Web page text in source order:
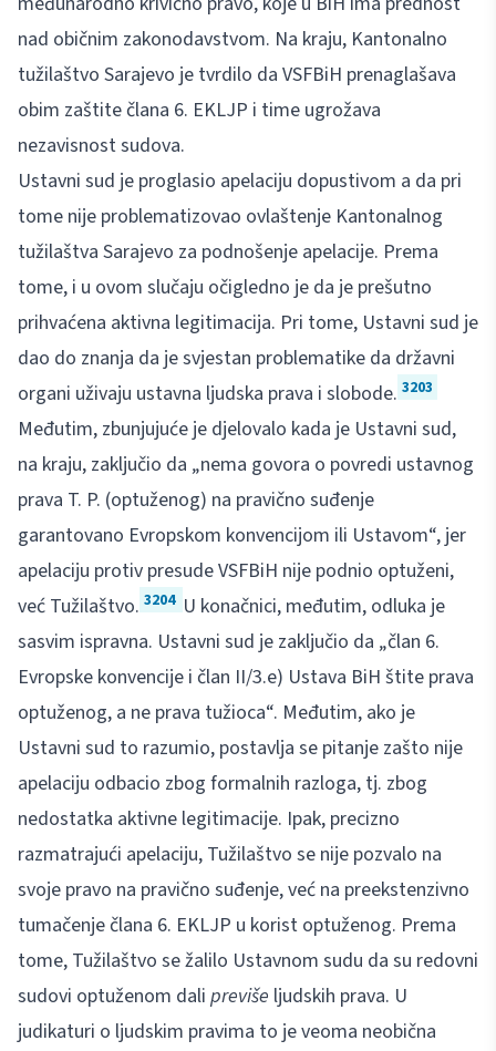
nad običnim zakonodavstvom. Na kraju, Kantonalno
tužilaštvo Sarajevo je tvrdilo da VSFBiH prenaglašava
obim zaštite člana 6. EKLJP i time ugrožava
nezavisnost sudova.
Ustavni sud je proglasio apelaciju dopustivom a da pri
tome nije problematizovao ovlaštenje Kantonalnog
tužilaštva Sarajevo za podnošenje apelacije. Prema
tome, i u ovom slučaju očigledno je da je prešutno
prihvaćena aktivna legitimacija. Pri tome, Ustavni sud je
dao do znanja da je svjestan problematike da državni
organi uživaju ustavna ljudska prava i slobode. 3203
Međutim, zbunjujuće je djelovalo kada je Ustavni sud,
na kraju, zaključio da „nema govora o povredi ustavnog
prava T. P. (optuženog) na pravično suđenje
garantovano Evropskom konvencijom ili Ustavom“, jer
apelaciju protiv presude VSFBiH nije podnio optuženi,
već Tužilaštvo. 3204 U konačnici, međutim, odluka je
sasvim ispravna. Ustavni sud je zaključio da „član 6.
Evropske konvencije i član II/3.e) Ustava BiH štite prava
optuženog, a ne prava tužioca“. Međutim, ako je
Ustavni sud to razumio, postavlja se pitanje zašto nije
apelaciju odbacio zbog formalnih razloga, tj. zbog
nedostatka aktivne legitimacije. Ipak, precizno
razmatrajući apelaciju, Tužilaštvo se nije pozvalo na
svoje pravo na pravično suđenje, već na preekstenzivno
tumačenje člana 6. EKLJP u korist optuženog. Prema
tome, Tužilaštvo se žalilo Ustavnom sudu da su redovni
sudovi optuženom dali previše ljudskih prava. U
judikaturi o ljudskim pravima to je veoma neobična